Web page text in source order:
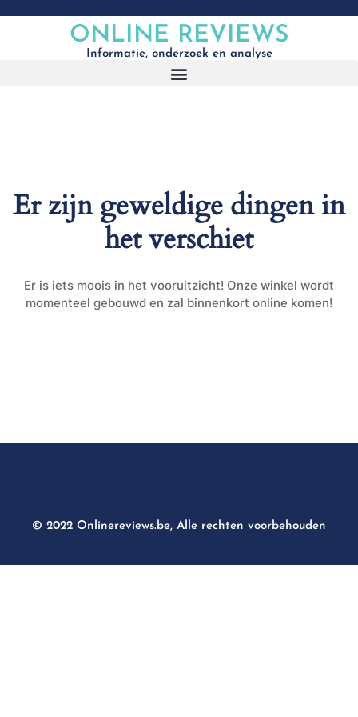
ONLINE REVIEWS
Informatie, onderzoek en analyse
Er zijn geweldige dingen in
het verschiet
Er is iets moois in het vooruitzicht! Onze winkel wordt
momenteel gebouwd en zal binnenkort online komen!
© 2022 Onlinereviews.be, Alle rechten voorbehouden